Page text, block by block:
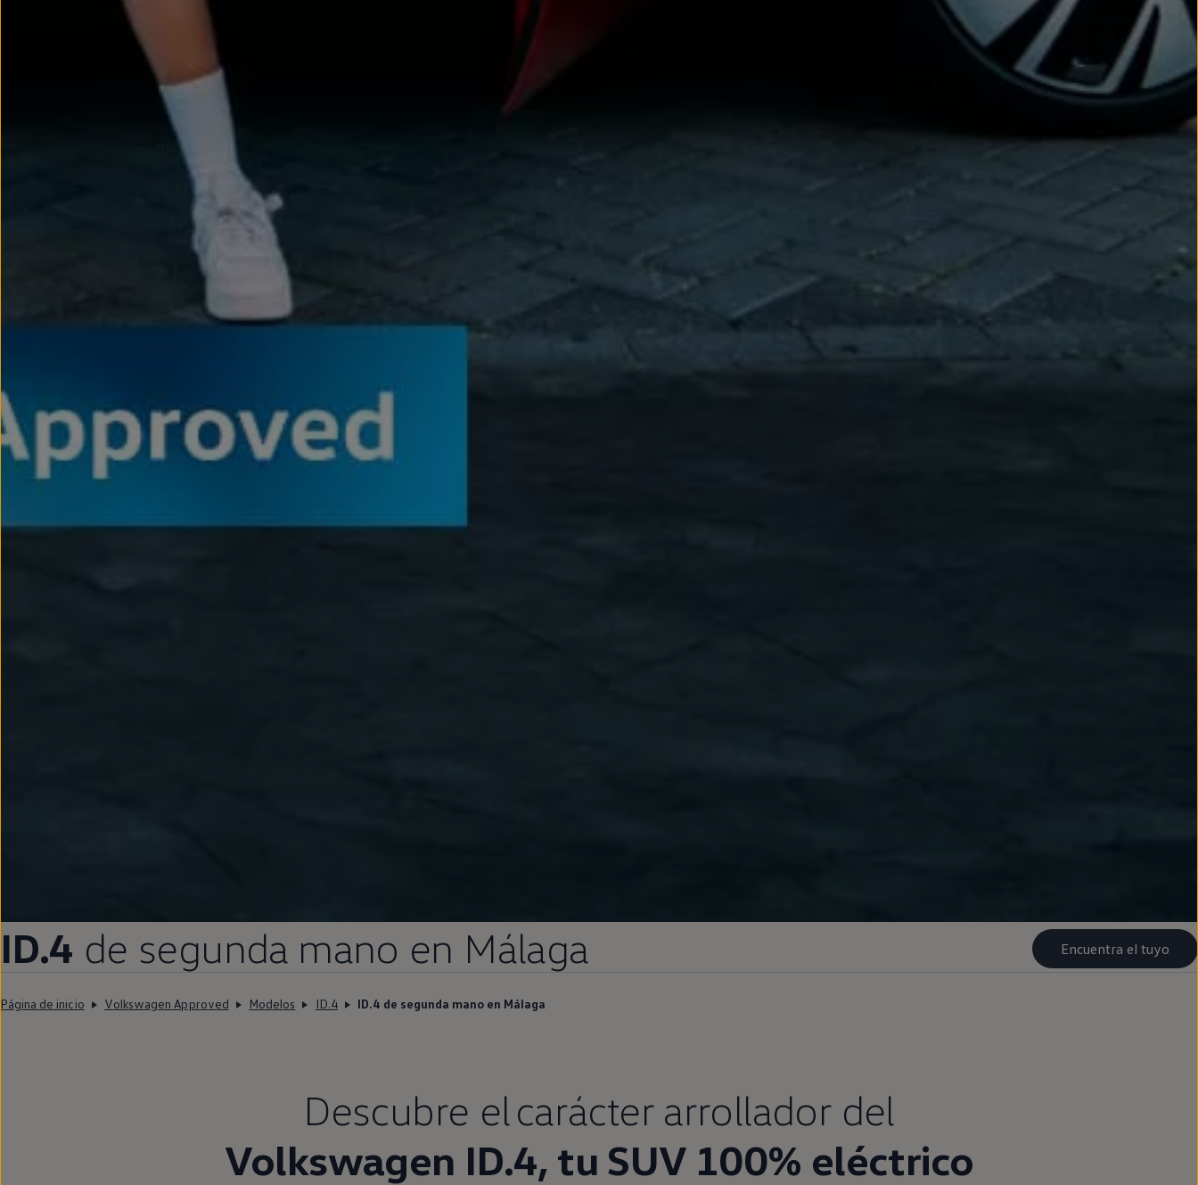
ID.4 de segunda mano en Málaga Encuentra el tuyo
Página de inicio Volkswagen Approved Modelos ID.4 ID.4 de segunda mano en Málaga
Descubre el carácter arrollador del
Volkswagen ID.4, tu SUV 100% eléctrico